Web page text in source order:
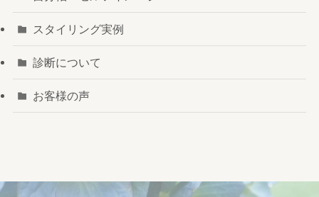
スタイリング実例
診断について
お客様の声